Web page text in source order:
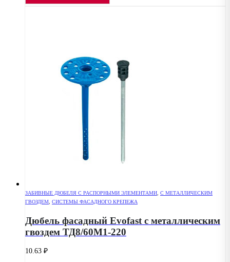
ЗАБИВНЫЕ ДЮБЕЛЯ С РАСПОРНЫМИ ЭЛЕМЕНТАМИ С МЕТАЛЛИЧЕСКИМ
ГВОЗДЕМ СИСТЕМЫ ФАСАДНОГО КРЕПЕЖА
Дюбель фасадный Evofast с металлическим
гвоздем ТД8/60М1-220
10.63 ₽